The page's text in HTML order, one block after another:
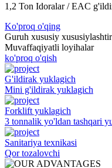
1,2 Ton Idoralar / EAC
Ko'proq o'qing
Guruh xususiy
Muvaffaqiyatli loyihalar
ko'proq o'qish
G'ildirak yuklagich
Mini g'ildirak yuklagich
Forklift yuklagich
3 tonnalik yo'ldan tashqari
Sanitariya texnikasi
Qor tozalovchi